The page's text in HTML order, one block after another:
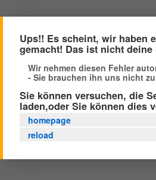
Ups!! Es scheint, wir haben
gemacht! Das ist nicht deine
Wir nehmen diesen Fehler
- Sie brauchen ihn uns nicht
Sie können versuchen, die
laden,oder Sie können dies
homepage
reload